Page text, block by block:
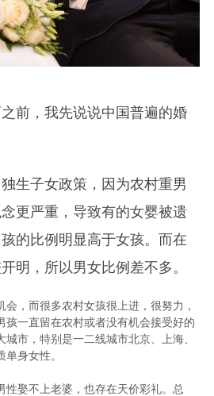
前，我先说说中国普遍的婚
生子女政策，因为农村重男
更严重，导致有的女婴被遗
的比例明显高于女孩。而在
明，所以男女比例差不多。
，而很多农村女孩很上进，很努力，
孩一直留在农村或者没有机会接受好的
市，特别是一二线城市北京、上海、
身女性。
性娶不上老婆，也存在天价彩礼。总